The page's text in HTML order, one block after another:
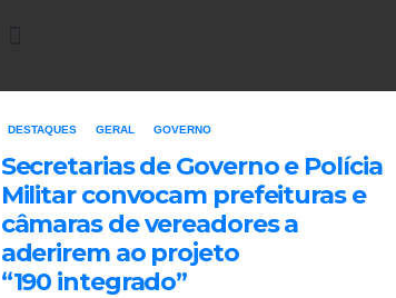
DESTAQUES GERAL GOVERNO
Secretarias de Governo e Polícia
Militar convocam prefeituras e
câmaras de vereadores a
aderirem ao projeto
“190 integrado”